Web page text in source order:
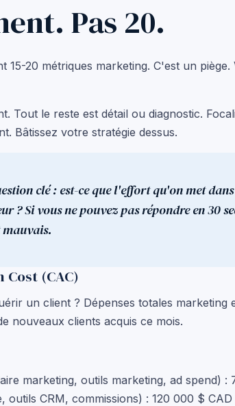
Pas 20.
15-20 métriques marketing. C'est un piège.
Tout le reste est détail ou diagnostic.
Bâtissez votre stratégie dessus.
clé : est-ce que l'effort qu'on met
? Si vous ne pouvez pas répondre en 30
mauvais.
Cost (CAC)
un client ? Dépenses totales marketing
nouveaux clients acquis ce mois.
marketing, outils marketing, ad spend) :
outils CRM, commissions) : 120 000 $ CAD